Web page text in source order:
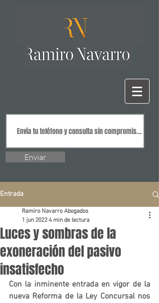
Entrada
Luces y sombras de la
exoneración del pasivo
insatisfecho
Ramiro Navarro Abogados
1 jun 2022 4 min de lectura
Con la inminente entrada en vigor de la
nueva Reforma de la Ley Concursal nos
Enviar